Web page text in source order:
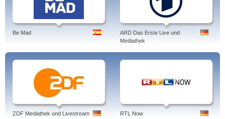
Be Mad
ARD Das Erste Live und
Mediathek
ZDF Mediathek und Livestream RTL Now